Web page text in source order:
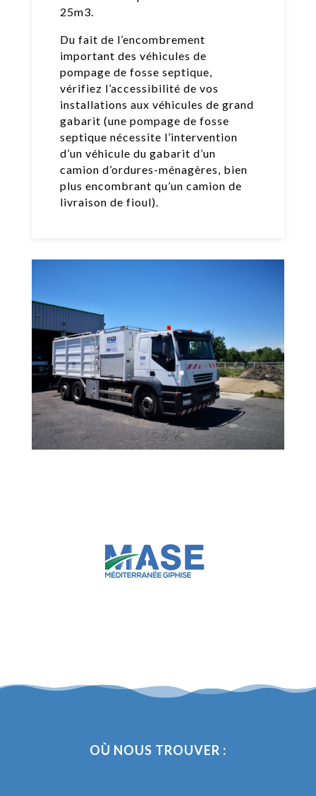
25m3.
Du fait de l’encombrement
important des véhicules de
pompage de fosse septique,
vérifiez l’accessibilité de vos
installations aux véhicules de grand
gabarit (une pompage de fosse
septique nécessite l’intervention
d’un véhicule du gabarit d’un
camion d’ordures-ménagères, bien
plus encombrant qu’un camion de
livraison de fioul).
OÙ NOUS TROUVER :